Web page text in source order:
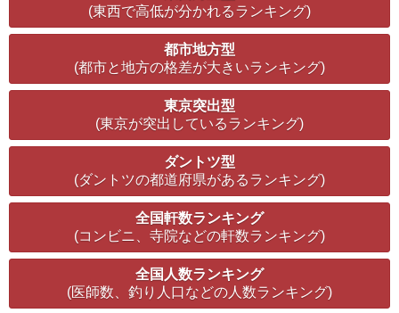
(東西で高低が分かれるランキング)
都市地方型
(都市と地方の格差が大きいランキング)
東京突出型
(東京が突出しているランキング)
ダントツ型
(ダントツの都道府県があるランキング)
全国軒数ランキング
(コンビニ、寺院などの軒数ランキング)
全国人数ランキング
(医師数、釣り人口などの人数ランキング)